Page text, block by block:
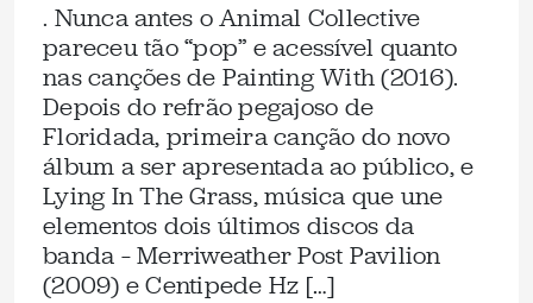
. Nunca antes o Animal Collective
pareceu tão “pop” e acessível quanto
nas canções de Painting With (2016).
Depois do refrão pegajoso de
Floridada, primeira canção do novo
álbum a ser apresentada ao público, e
Lying In The Grass, música que une
elementos dois últimos discos da
banda – Merriweather Post Pavilion
(2009) e Centipede Hz […]